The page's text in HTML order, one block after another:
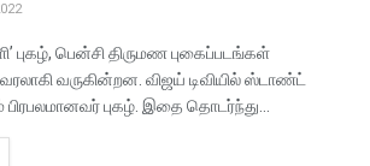
புகழ், பென்சி திருமண புகைப்படங்கள்
வருகின்றன. விஜய் டிவியில் ஸ்டாண்ட்
பிரபலமானவர் புகழ். இதை தொடர்ந்து...